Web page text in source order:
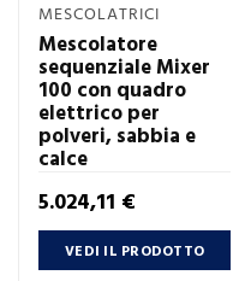
MESCOLATRICI
Mescolatore
sequenziale Mixer
100 con quadro
elettrico per
polveri, sabbia e
calce
Prezzo
5.024,11 €
VEDI IL PRODOTTO